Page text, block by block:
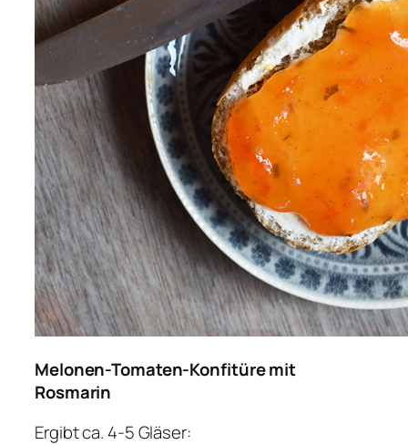
Melonen-Tomaten-Konfitüre mit
Rosmarin
Ergibt ca. 4-5 Gläser: